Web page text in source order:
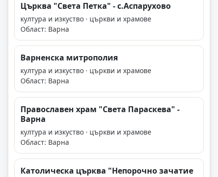
Църква "Света Петка" - с.Аспарухово
култура и изкуство · църкви и храмове
Област: Варна
Варненска митрополия
култура и изкуство · църкви и храмове
Област: Варна
Православен храм "Света Параскева" -
Варна
култура и изкуство · църкви и храмове
Област: Варна
Католическа църква "Непорочно зачатие